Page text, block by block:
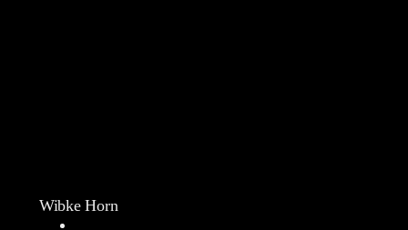
Wibke Horn